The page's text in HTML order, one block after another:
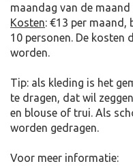
maandag van de
Kosten: €13 per maand,
10 personen. De kosten
worden.
Tip: als kleding is het
te dragen, dat wil
en blouse of trui. Als
worden gedragen.
Voor meer informatie: